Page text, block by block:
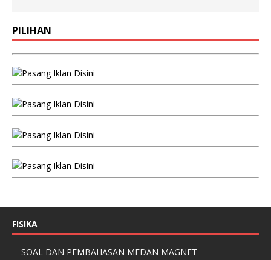
PILIHAN
FISIKA
SOAL DAN PEMBAHASAN MEDAN MAGNET